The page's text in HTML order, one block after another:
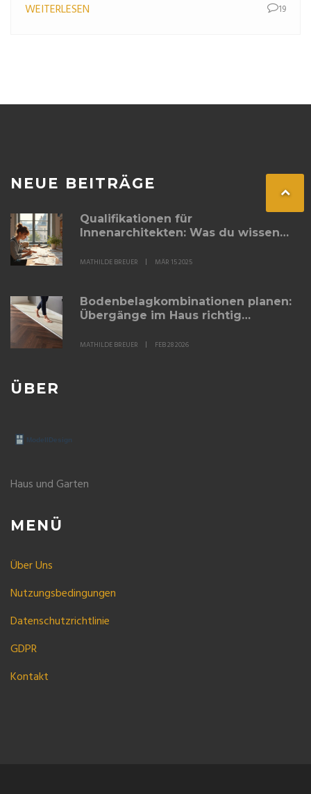
WEITERLESEN 19
NEUE BEITRÄGE
Qualifikationen für
Innenarchitekten: Was du wissen
MATHILDE BREUER MÄR 15 2025
Bodenbelagkombinationen planen:
Übergänge im Haus richtig
MATHILDE BREUER FEB 28 2026
ÜBER
Haus und Garten
MENÜ
Über Uns
Nutzungsbedingungen
Datenschutzrichtlinie
GDPR
Kontakt